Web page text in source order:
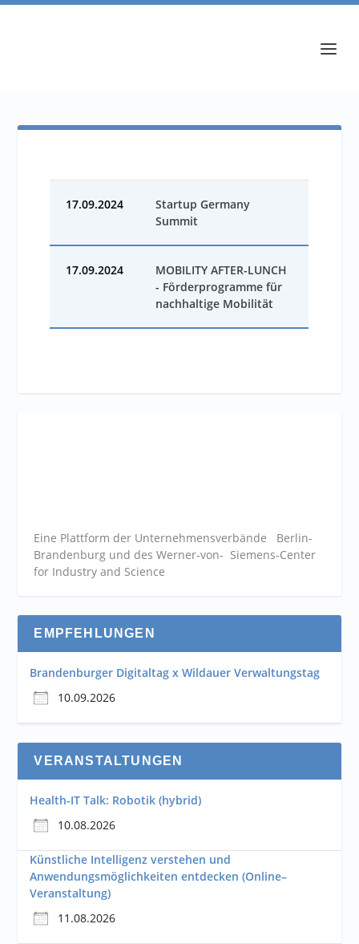
17.09.2024
Startup Germany
Summit
17.09.2024
MOBILITY AFTER-LUNCH
- Förderprogramme für
nachhaltige Mobilität
Eine Plattform der Unternehmensverbände Berlin-
Brandenburg und des Werner-von- Siemens-Center
for Industry and Science
EMPFEHLUNGEN
Brandenburger Digitaltag x Wildauer Verwaltungstag
10.09.2026
VERANSTALTUNGEN
Health-IT Talk: Robotik (hybrid)
10.08.2026
Künstliche Intelligenz verstehen und
Anwendungsmöglichkeiten entdecken (Online–
Veranstaltung)
11.08.2026